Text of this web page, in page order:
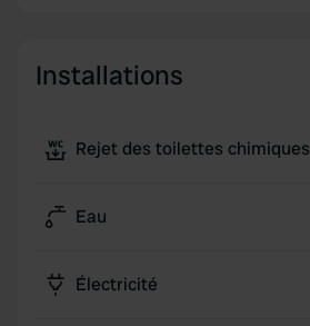
Installations
Rejet des toilettes chimiques
Eau
Électricité